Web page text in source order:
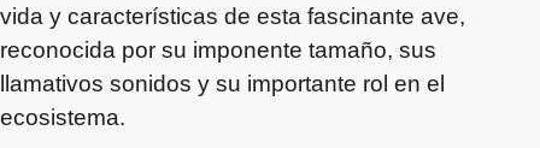
vida y características de esta fascinante ave,
reconocida por su imponente tamaño, sus
llamativos sonidos y su importante rol en el
ecosistema.